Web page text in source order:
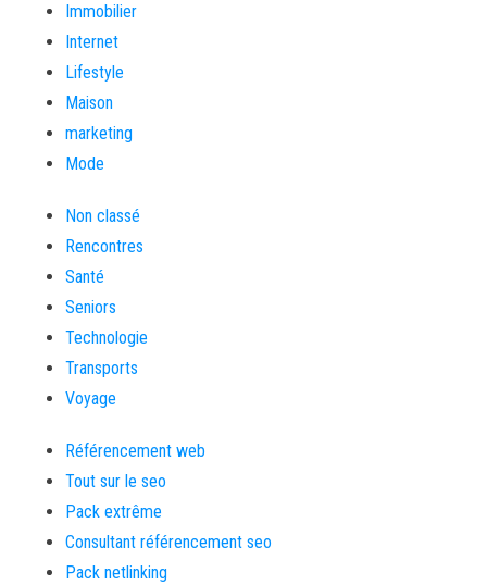
Immobilier
Internet
Lifestyle
Maison
marketing
Mode
Non classé
Rencontres
Santé
Seniors
Technologie
Transports
Voyage
Référencement web
Tout sur le seo
Pack extrême
Consultant référencement seo
Pack netlinking